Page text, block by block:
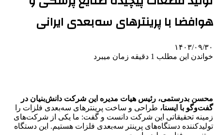
هوافضا با پرینترهای سه‌بعدی ایرانی
۱۴۰۳/۰۹/۳۰
خواندن این مطلب 1 دقیقه زمان میبرد
محسن بدرستمی، رئیس هیات‌ مدیره این شرکت دانش‌بنیان در
گفت‌وگو با ایسنا، طراحی و ساخت پرینترهای سه‌بعدی فلزات را
زمینه تحقیقاتی این شرکت دانست و گفت: ما یکی از شرکت‌های
تولیدکننده دستگاه‌های پرینتر سه‌بعدی فلزات هستیم. این دستگاه